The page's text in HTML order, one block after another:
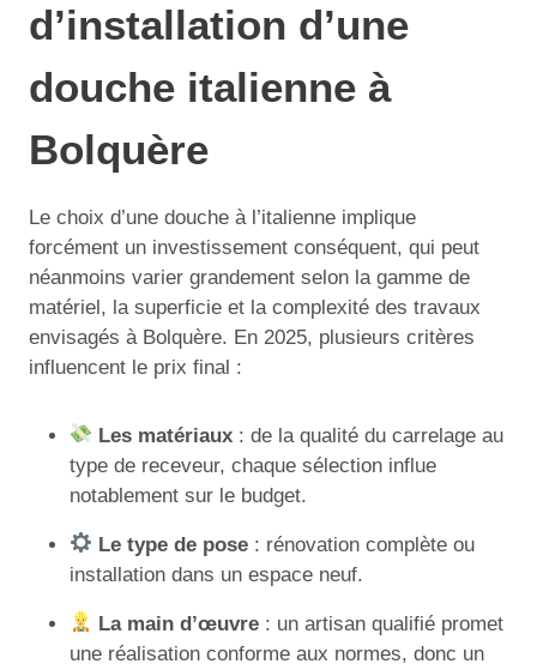
d’installation d’une
douche italienne à
Bolquère
Le choix d’une douche à l’italienne implique
forcément un investissement conséquent, qui peut
néanmoins varier grandement selon la gamme de
matériel, la superficie et la complexité des travaux
envisagés à Bolquère. En 2025, plusieurs critères
influencent le prix final :
Les matériaux : de la qualité du carrelage au
type de receveur, chaque sélection influe
notablement sur le budget.
Le type de pose : rénovation complète ou
installation dans un espace neuf.
La main d’œuvre : un artisan qualifié promet
une réalisation conforme aux normes, donc un